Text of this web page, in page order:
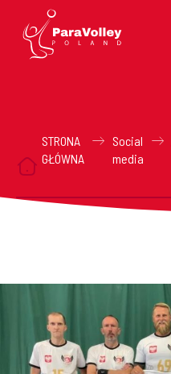
STRONA
GŁÓWNA
Social
media